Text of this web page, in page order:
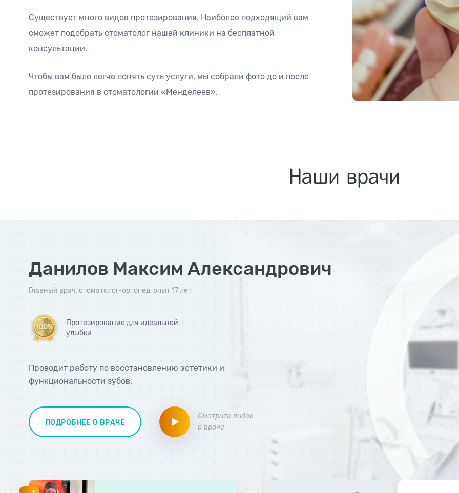
Существует много видов протезирования. Наиболее подходящий вам
сможет подобрать стоматолог нашей клиники на бесплатной
консультации.
Чтобы вам было легче понять суть услуги, мы собрали фото до и после
протезирования в стоматологии «Менделеев».
Наши врачи
Данилов Максим Александрович
главный врач, стоматолог-ортопед, опыт 17 лет
Протезирование для идеальной
улыбки
Проводит работу по восстановлению эстетики и
функциональности зубов.
ПОДРОБНЕЕ О ВРАЧЕ
Смотрите видео
о враче